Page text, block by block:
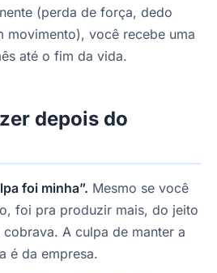
(perda de força, dedo
movimento), você recebe uma
até o fim da vida.
depois do
foi minha”. Mesmo se você
foi pra produzir mais, do jeito
cobrava. A culpa de manter a
é da empresa.